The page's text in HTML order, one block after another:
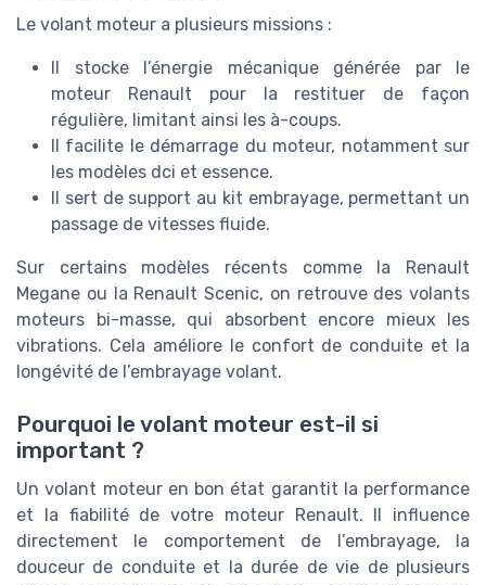
Le volant moteur a plusieurs missions :
Il stocke l’énergie mécanique générée par le
moteur Renault pour la restituer de façon
régulière, limitant ainsi les à-coups.
Il facilite le démarrage du moteur, notamment sur
les modèles dci et essence.
Il sert de support au kit embrayage, permettant un
passage de vitesses fluide.
Sur certains modèles récents comme la Renault
Megane ou la Renault Scenic, on retrouve des volants
moteurs bi-masse, qui absorbent encore mieux les
vibrations. Cela améliore le confort de conduite et la
longévité de l’embrayage volant.
Pourquoi le volant moteur est-il si
important ?
Un volant moteur en bon état garantit la performance
et la fiabilité de votre moteur Renault. Il influence
directement le comportement de l’embrayage, la
douceur de conduite et la durée de vie de plusieurs